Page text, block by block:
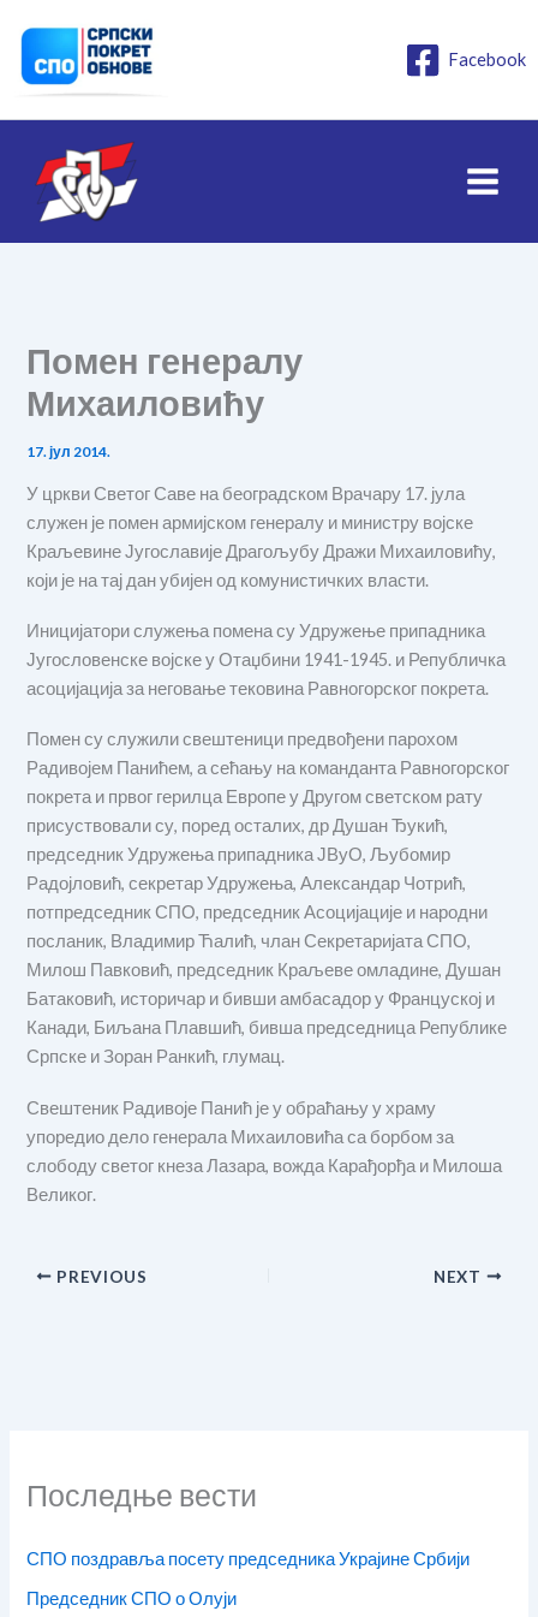
садржај
Facebook
Помен генералу
Михаиловићу
17. јул 2014.
У цркви Светог Саве на београдском Врачару 17. јула
служен је помен армијском генералу и министру војске
Краљевине Југославије Драгољубу Дражи Михаиловићу,
који је на тај дан убијен од комунистичких власти.
Иницијатори служења помена су Удружење припадника
Југословенске војске у Отаџбини 1941-1945. и Републичка
асоцијација за неговање тековина Равногорског покрета.
Помен су служили свештеници предвођени парохом
Радивојем Панићем, а сећању на команданта Равногорског
покрета и првог герилца Европе у Другом светском рату
присуствовали су, поред осталих, др Душан Ђукић,
председник Удружења припадника ЈВуО, Љубомир
Радојловић, секретар Удружења, Александар Чотрић,
потпредседник СПО, председник Асоцијације и народни
посланик, Владимир Ћалић, члан Секретаријата СПО,
Милош Павковић, председник Краљеве омладине, Душан
Батаковић, историчар и бивши амбасадор у Француској и
Канади, Биљана Плавшић, бивша председница Републике
Српске и Зоран Ранкић, глумац.
Свештеник Радивоје Панић је у обраћању у храму
упоредио дело генерала Михаиловића са борбом за
слободу светог кнеза Лазара, вожда Карађорђа и Милоша
Великог.
PREVIOUS NEXT
Последње вести
СПО поздравља посету председника Украјине Србији
Председник СПО о Олуји